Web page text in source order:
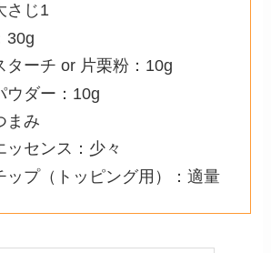
さじ1
30g
ターチ or 片栗粉：10g
ウダー：10g
まみ
ッセンス：少々
ップ（トッピング用）：適量